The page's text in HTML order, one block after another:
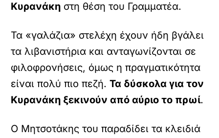
Κυρανάκη στη θέση του Γραμματέα.
Τα «γαλάζια» στελέχη έχουν ήδη βγάλει
τα λιβανιστήρια και ανταγωνίζονται σε
φιλοφρονήσεις, όμως η πραγματικότητα
είναι πολύ πιο πεζή.Τα δύσκολα για τον
Κυρανάκη ξεκινούν από αύριο το πρωί.
Ο Μητσοτάκης του παραδίδει τα κλειδιά